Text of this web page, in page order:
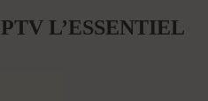
L’ESSENTIEL